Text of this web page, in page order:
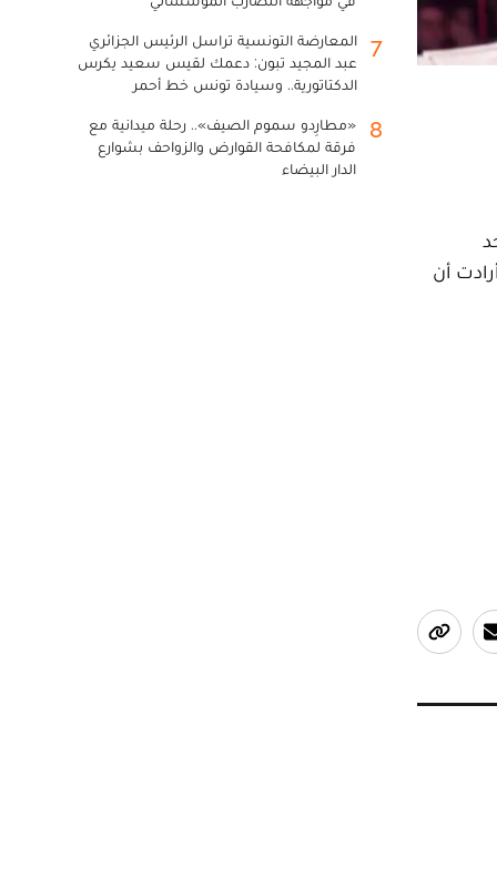
أن
7
المعارضة التونسية تراسل الرئيس الجزائري
عبد المجيد تبون: دعمك لقيس سعيد يكرس
الدكتاتورية.. وسيادة تونس خط أحمر
8
«مطارِدو سموم الصيف».. رحلة ميدانية مع
فرقة لمكافحة القوارض والزواحف بشوارع
الدار البيضاء